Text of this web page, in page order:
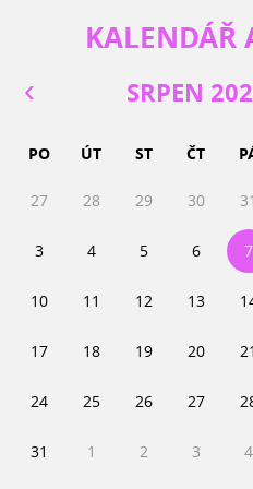
KALENDÁŘ
SRPEN
PO ÚT ST ČT
27 28 29 30 31
3 4 5 6 7
10 11 12 13
17 18 19 20 21
24 25 26 27
31 1 2 3 4